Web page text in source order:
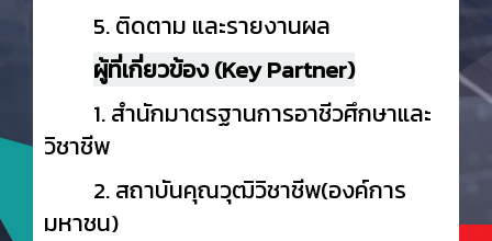
5. ติดตาม และรายงานผล
ผู้ที่เกี่ยวข้อง (Key Partner)
1. สำนักมาตรฐานการอาชีวศึกษาและ
วิชาชีพ
2. สถาบันคุณวุฒิวิชาชีพ(องค์การ
มหาชน)